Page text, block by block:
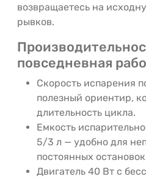
возвращаетесь на
рывков.
повседневная
Скорость испарения
полезный ориентир,
длительность цикла.
Емкость
5/3 л — удобно для
постоянных
Двигатель 40 Вт с